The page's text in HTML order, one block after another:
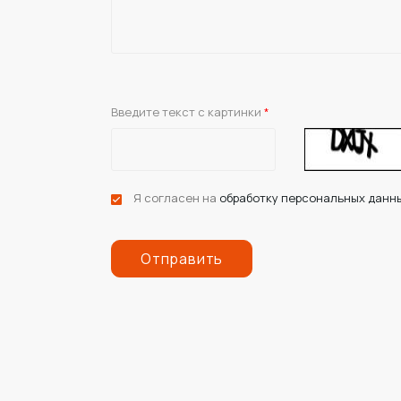
Введите текст с картинки*
Я согласен на обработку персональных
Отправить